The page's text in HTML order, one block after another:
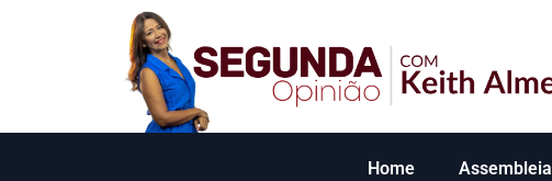
Home Assembleia